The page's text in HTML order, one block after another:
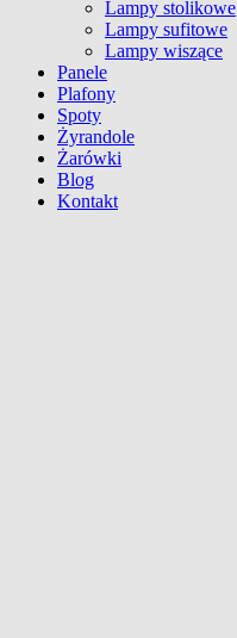
Lampy stolikowe
Lampy sufitowe
Lampy wiszące
Panele
Plafony
Spoty
Żyrandole
Żarówki
Blog
Kontakt